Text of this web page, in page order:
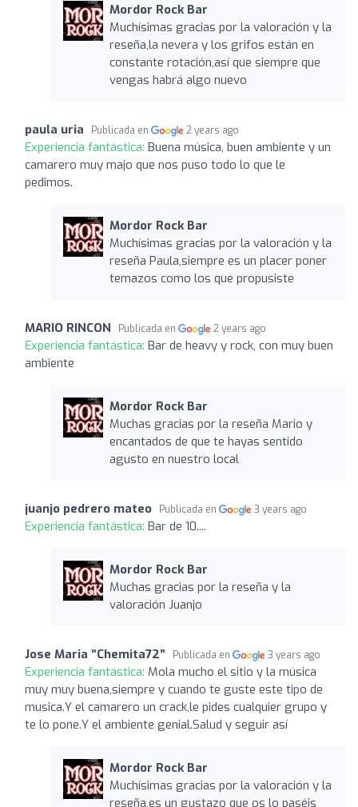
Mordor Rock Bar
Muchísimas gracias por la valoración y la
reseña,la nevera y los grifos están en
constante rotación,así que siempre que
vengas habrá algo nuevo
paula uria Publicada en 2 years ago
Experiencia fantástica: Buena música, buen ambiente y un
camarero muy majo que nos puso todo lo que le
pedimos.
Mordor Rock Bar
Muchísimas gracias por la valoración y la
reseña Paula,siempre es un placer poner
temazos como los que propusiste
MARIO RINCON Publicada en 2 years ago
Experiencia fantástica: Bar de heavy y rock, con muy buen
ambiente
Mordor Rock Bar
Muchas gracias por la reseña Mario y
encantados de que te hayas sentido
agusto en nuestro local
juanjo pedrero mateo Publicada en 3 years ago
Experiencia fantástica: Bar de 10....
Mordor Rock Bar
Muchas gracias por la reseña y la
valoración Juanjo
Jose Maria “Chemita72” Publicada en 3 years ago
Experiencia fantástica: Mola mucho el sitio y la música
muy muy buena,siempre y cuando te guste este tipo de
musica.Y el camarero un crack,le pides cualquier grupo y
te lo pone.Y el ambiente genial.Salud y seguir así
Mordor Rock Bar
Muchísimas gracias por la valoración y la
reseña,es un gustazo que os lo paséis